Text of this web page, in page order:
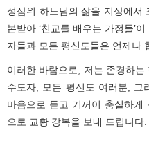
성삼위 하느님의 삶을 지상에서
본받아 ‘친교를 배우는 가정들’
자들과 모든 평신도들은 언제나
이러한 바람으로, 저는 존경하는
수도자, 모든 평신도 여러분, 그
마음으로 듣고 기꺼이 충실하게
으로 교황 강복을 보내 드립니다.